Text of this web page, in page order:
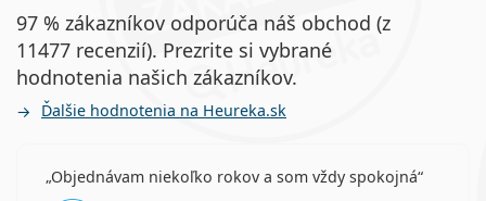
97 % zákazníkov odporúča náš obchod (z
11477 recenzií). Prezrite si vybrané
hodnotenia našich zákazníkov.
Ďalšie hodnotenia na Heureka.sk
Objednávam niekoľko rokov a som vždy spokojná